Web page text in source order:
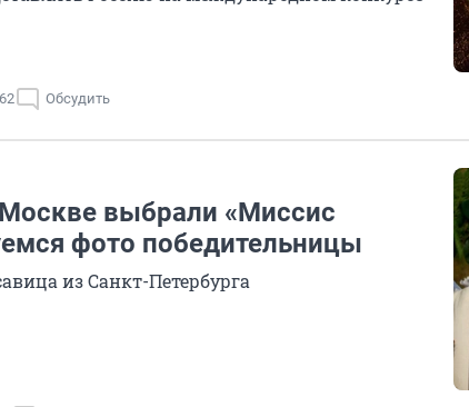
Обсудить
выбрали «Миссис
фото победительницы
из Санкт-Петербурга